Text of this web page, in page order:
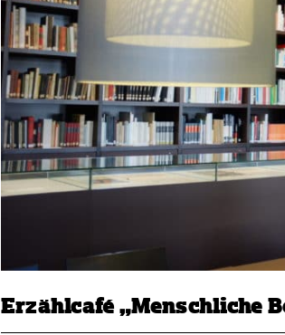
Erzählcafé „Menschliche